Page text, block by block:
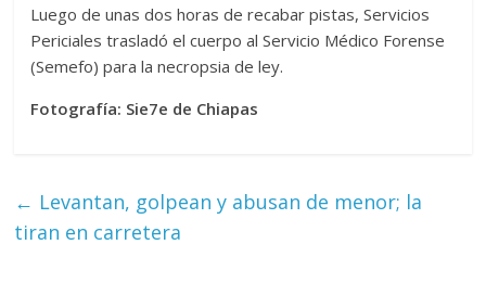
Luego de unas dos horas de recabar pistas, Servicios
Periciales trasladó el cuerpo al Servicio Médico Forense
(Semefo) para la necropsia de ley.
Fotografía: Sie7e de Chiapas
← Levantan, golpean y abusan de menor; la
tiran en carretera